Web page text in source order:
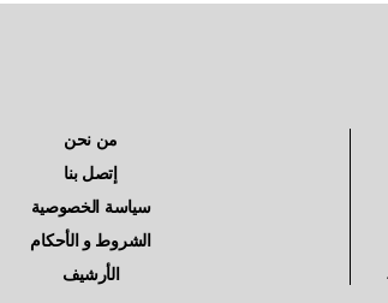
من نحن
إتصل بنا
سياسة الخصوصية
الشروط و الأحكام
الأرشيف